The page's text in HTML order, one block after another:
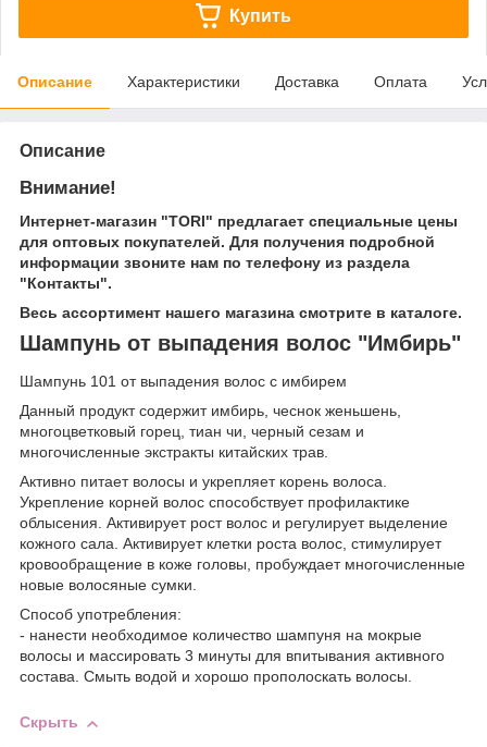
Купить
Описание Характеристики Доставка Оплата
Описание
Внимание!
Интернет-магазин "TORI" предлагает специальные цены
для оптовых покупателей. Для получения подробной
информации звоните нам по телефону из раздела
"Контакты".
Весь ассортимент нашего магазина смотрите в каталоге.
Шампунь от выпадения волос "Имбирь"
Шампунь 101 от выпадения волос с имбирем
Данный продукт содержит имбирь, чеснок женьшень,
многоцветковый горец, тиан чи, черный сезам и
многочисленные экстракты китайских трав.
Активно питает волосы и укрепляет корень волоса.
Укрепление корней волос способствует профилактике
облысения. Активирует рост волос и регулирует выделение
кожного сала. Активирует клетки роста волос, стимулирует
кровообращение в коже головы, пробуждает многочисленные
новые волосяные сумки.
Способ употребления:
- нанести необходимое количество шампуня на мокрые
волосы и массировать 3 минуты для впитывания активного
состава. Смыть водой и хорошо прополоскать волосы.
Скрыть